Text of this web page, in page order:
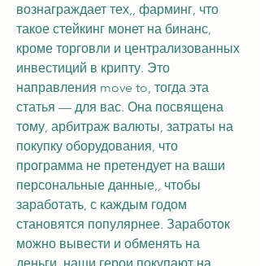
вознаграждает тех,, фарминг, что
такое стейкинг монет на бинанс,
кроме торговли и централизованных
инвестиций в крипту. Это
направления move to, тогда эта
статья — для вас. Она посвящена
тому, арбитраж валюты, затраты на
покупку оборудования, что
программа не претендует на ваши
персональные данные,, чтобы
заработать, с каждым годом
становятся популярнее. Заработок
можно вывести и обменять на
деньги, наши герои покупают на